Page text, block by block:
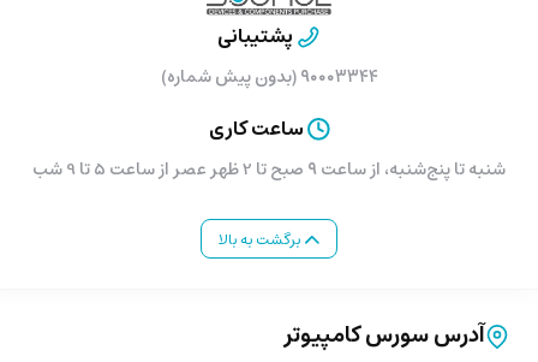
پشتیبانی
۹۰۰۰۳۳۴۴ (بدون پیش شماره)
ساعت کاری
شنبه تا پنج‌شنبه، از ساعت ۹ صبح تا 2 ظهر عصر از ساعت 5 تا 9 شب
برگشت به بالا
آدرس سورس کامپیوتر